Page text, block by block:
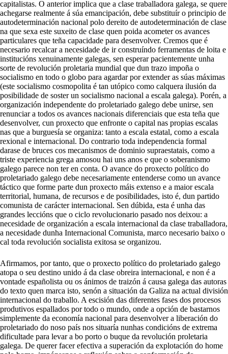
capitalistas. O anterior implica que a clase traballadora galega, se quere
achegarse realmente á súa emancipación, debe substituír o principio de
autodeterminación nacional polo dereito de autodeterminación de clase
na que sexa este suxeito de clase quen poida acometer os avances
particulares que teña capacidade para desenvolver. Cremos que é
necesario recalcar a necesidade de ir construíndo ferramentas de loita e
institucións xenuinamente galegas, sen esperar pacientemente unha
sorte de revolución proletaria mundial que dun trazo impoña o
socialismo en todo o globo para agardar por extender as súas máximas
(este socialismo cosmopolita é tan utópico como calquera ilusión da
posibilidade de soster un socialismo nacional a escala galega). Porén, a
organización independente do proletariado galego debe unirse, sen
renunciar a todos os avances nacionais diferenciais que esta teña que
desenvolver, cun proxecto que enfronte o capital nas propias escalas
nas que a burguesía se organiza: tanto a escala estatal, como a escala
rexional e internacional. Do contrario toda independencia formal
darase de bruces cos mecanismos de dominio supraestatais, como a
triste experiencia grega amosou hai uns anos e que o soberanismo
galego parece non ter en conta. O avance do proxecto político do
proletariado galego debe necesariamente entenderse como un avance
táctico que forme parte dun proxecto máis extenso e a maior escala
territorial, humana, de recursos e de posibilidades, isto é, dun partido
comunista de carácter internacional. Sen dúbida, esta é unha das
grandes leccións que o ciclo revolucionario pasado nos deixou: a
necesidade de organización a escala internacional da clase traballadora,
a necesidade dunha Internacional Comunista, marco necesario baixo o
cal toda revolución socialista exitosa se organizou.
Afirmamos, por tanto, que o proxecto político do proletariado galego
atopa o seu destino unido á da clase obreira internacional, e non é a
vontade españolista ou os ánimos de traizón á causa galega das autoras
do texto quen marca isto, senón a situación da Galiza na actual división
internacional do traballo. A escisión das diferentes fases dos procesos
produtivos espallados por todo o mundo, onde a opción de bastarnos
simplemente da economía nacional para desenvolver a liberación do
proletariado do noso país nos situaría nunhas condicións de extrema
dificultade para levar a bo porto o buque da revolución proletaria
galega. De querer facer efectiva a superación da explotación do home